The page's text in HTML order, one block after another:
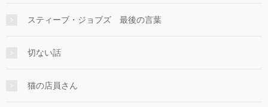
スティーブ・ジョブズ 最後の言葉
切ない話
猫の店員さん